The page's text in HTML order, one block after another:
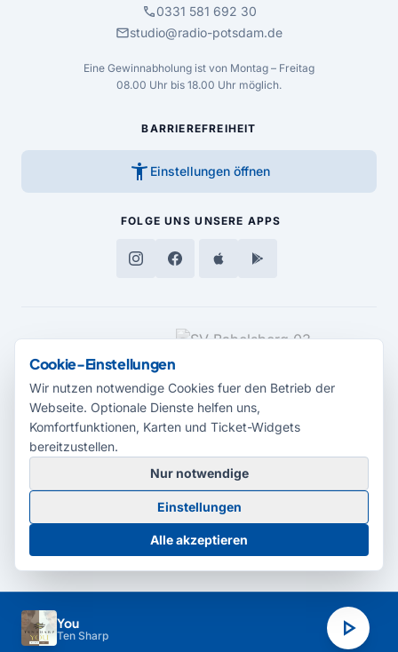
You
Ten Sharp play_arrow
call0331 581 692 30
mailstudio@radio-potsdam.de
Eine Gewinnabholung ist von Montag – Freitag
08.00 Uhr bis 18.00 Uhr möglich.
BARRIEREFREIHEIT
accessibility_new Einstellungen öffnen
FOLGE UNS UNSERE APPS
MEDIENPARTNER
© 2026 Radio Potsdam. Webseite entwickelt durch dieMedienagentur
Babelsberg
BarrierefreiheitserklärungAGBDatenschutzImpressum
Cookie-Einstellungen
Cookie-Einstellungen
Wir nutzen notwendige Cookies fuer den Betrieb der
Webseite. Optionale Dienste helfen uns,
Komfortfunktionen, Karten und Ticket-Widgets
bereitzustellen.
Nur notwendige
Einstellungen
Alle akzeptieren